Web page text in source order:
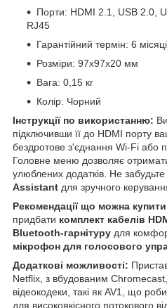
Порти: HDMI 2.1, USB 2.0,
RJ45
Гарантійний термін: 6
Розміри: 97x97x20 мм
Вага: 0,15 кг
Колір: Чорний
Інструкції по використанню:
підключивши її до HDMI порту
бездротове з'єднання Wi-Fi або
Головне меню дозволяє
улюблених додатків. Не забудьте
Assistant для зручного
Рекомендації що можна
придбати комплект кабелів
Bluetooth-гарнітуру для
мікрофон для голосового
Додаткові можливості:
Netflix, з вбудованим Chromecast,
відеокодеки, такі як AV1, що
для високоякісного потокового